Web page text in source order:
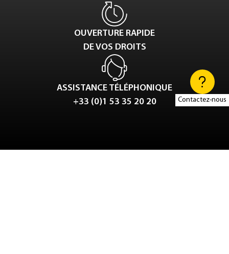
Contactez-nous
OUVERTURE RAPIDE
DE VOS DROITS
ASSISTANCE TÉLÉPHONIQUE
+33 (0)1 53 35 20 20